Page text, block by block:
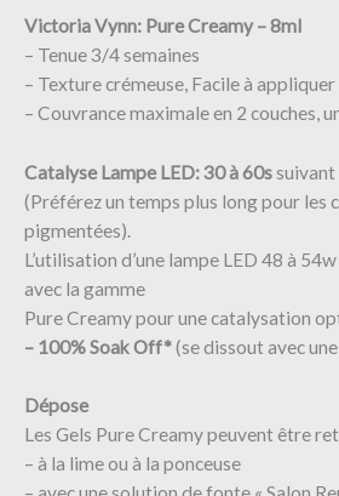
Victoria Vynn: Pure Creamy – 8ml
– Tenue 3/4 semaines
– Texture crémeuse, Facile à appliquer
– Couvrance maximale en 2 couches,
Catalyse Lampe LED: 30 à 60ssuivant
(Préférez un temps plus long pour les
pigmentées).
L’utilisation d’une lampe LED 48 à
avec la gamme
Pure Creamy pour une catalysation
– 100% Soak Off*(se dissout avec
Dépose
Les Gels Pure Creamy peuvent être
– à la lime ou à la ponceuse